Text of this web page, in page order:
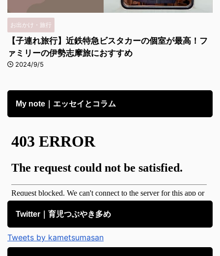
お出かけ・旅行
【子連れ旅行】近鉄特急ビスタカーの個室が最高！フ
ァミリーの伊勢志摩旅におすすめ
2024/9/5
My note｜エッセイとコラム
Twitter｜育児つぶやき多め
Tweets by kametsumasan